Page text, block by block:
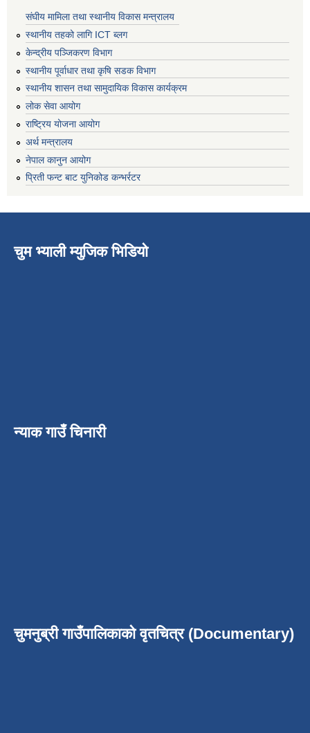
संघीय मामिला तथा स्थानीय विकास मन्त्रालय
स्थानीय तहको लागि ICT ब्लग
केन्द्रीय पञ्जिकरण विभाग
स्थानीय पूर्वाधार तथा कृषि सडक विभाग
स्थानीय शासन तथा सामुदायिक विकास कार्यक्रम
लोक सेवा आयोग
राष्ट्रिय योजना आयोग
अर्थ मन्त्रालय
नेपाल कानुन आयोग
प्रिती फन्ट बाट युनिकोड कन्भर्रटर
चुम भ्याली म्युजिक भिडियो
न्याक गाउँ चिनारी
चुमनुब्री गाउँपालिकाको वृतचित्र (Documentary)